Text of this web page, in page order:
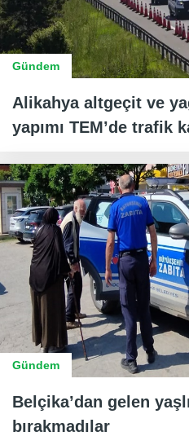
Gündem
Alikahya altgeçit ve
yapımı TEM’de trafik
Gündem
Belçika’dan gelen
bırakmadılar